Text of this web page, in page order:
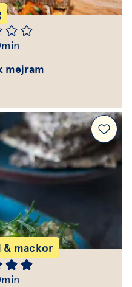
min
mejram
& mackor
min